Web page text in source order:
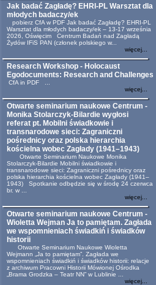
Jak badać Zagładę? EHRI-PL Warsztat dla
młodych badaczy/ek
pobierz CfA w PDF Jak badać Zagładę? EHRI-PL
Warsztat dla młodych badaczy/ek – 13-17 września
2026, Oświęcim Centrum Badań nad Zagładą
Żydów IFiS PAN (członek polskiego w...
więcej...
Research Workshop - Holocaust
Egodocuments: Research and Challenges
CfA in PDF ...
więcej...
Otwarte seminarium naukowe Centrum -
Monika Stolarczyk-Bilardie wygłosi
referat pt. Mobilni świadkowie i
transnarodowe sieci: Zagraniczni
pośrednicy oraz polska hierarchia
kościelna wobec Zagłady (1941–1943)
Otwarte Seminarium Naukowe Monika
Stolarczyk-Bilardie Mobilni świadkowie i
transnarodowe sieci: Zagraniczni pośrednicy oraz
polska hierarchia kościelna wobec Zagłady (1941–
1943) Spotkanie odbędzie się w środę 24 czerwca
br. w ...
więcej...
Otwarte seminarium naukowe Centrum -
Wioletta Wejman Ja to pamiętam. Zagłada
we wspomnieniach świadkiń i świadków
historii
Otwarte Seminarium Naukowe Wioletta
Wejmann „Ja to pamiętam”. Zagłada we
wspomnieniach świadkiń i świadków historii: relacje
z archiwum Pracowni Historii Mówionej Ośrodka
„Brama Grodzka – Teatr NN” w Lublinie ...
więcej...